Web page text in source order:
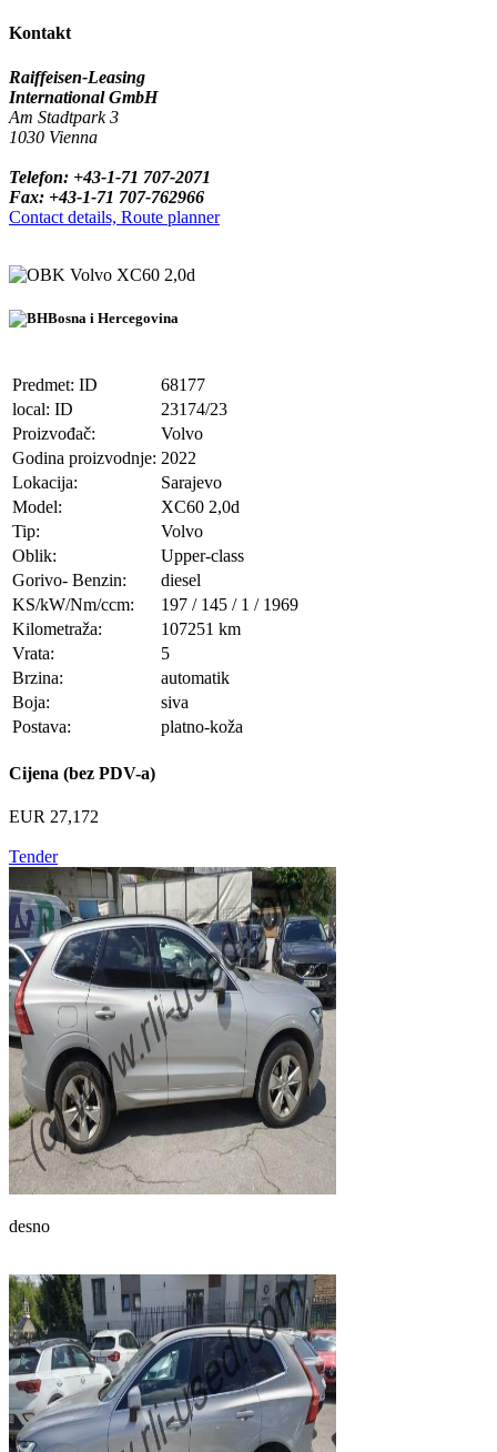
Kontakt
Raiffeisen-Leasing
International GmbH
Am Stadtpark 3
1030 Vienna
Telefon: +43-1-71 707-2071
Fax: +43-1-71 707-762966
Contact details, Route planner
Volvo XC60 2,0d
Bosna i Hercegovina
Predmet: ID
68177
local: ID
23174/23
Proizvođač:
Volvo
Godina proizvodnje: 2022
Lokacija:
Sarajevo
Model:
XC60 2,0d
Tip:
Volvo
Oblik:
Upper-class
Gorivo- Benzin:
diesel
KS/kW/Nm/ccm:
197 / 145 / 1 / 1969
Kilometraža:
107251 km
Vrata:
5
Brzina:
automatik
Boja:
siva
Postava:
platno-koža
Cijena (bez PDV-a)
EUR 27,172
Tender
desno